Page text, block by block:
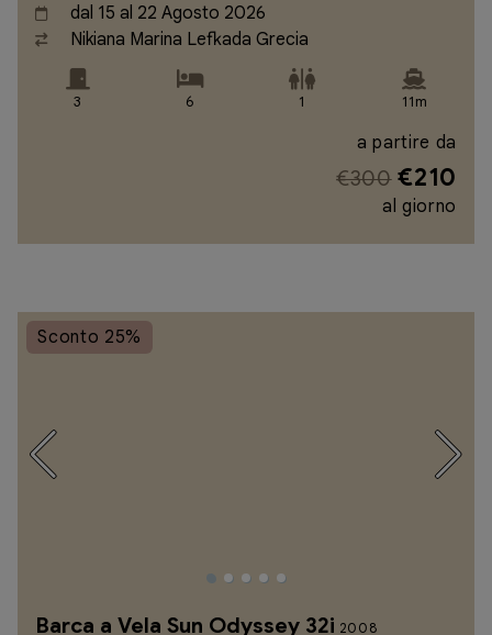
dal 15 al 22 Agosto 2026
Nikiana Marina Lefkada Grecia
3 6 1 11m
a partire da
€300 €210
al giorno
Sconto 25%
Barca a Vela Sun Odyssey 32i 2008